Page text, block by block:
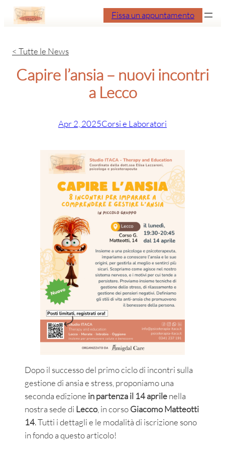
Fissa un appuntamento
< Tutte le News
Capire l’ansia – nuovi incontri
a Lecco
Apr 2, 2025Corsi e Laboratori
Dopo il successo del primo ciclo di incontri sulla
gestione di ansia e stress, proponiamo una
seconda edizione in partenza il 14 aprilenella
nostra sede di Lecco, in corsoGiacomo Matteotti
14. Tutti i dettagli e le modalità di iscrizione sono
in fondo a questo articolo!